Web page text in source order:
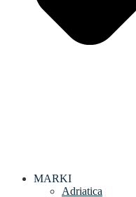
MARKI
Adriatica